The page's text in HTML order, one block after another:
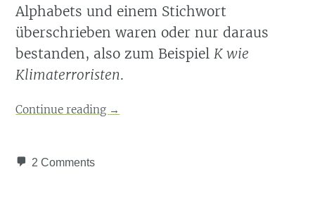
Alphabets und einem Stichwort
überschrieben waren oder nur daraus
bestanden, also zum BeispielK wie
Klimaterroristen.
Continue reading →
2 Comments